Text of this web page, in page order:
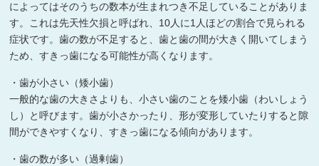
によってはそのうちの数本が生まれつき不足していることがありま
す。これは先天性欠損と呼ばれ、10人に1人ほどの割合で見られる
症状です。歯の数が不足すると、歯と歯の間が大きく開いてしまう
ため、すきっ歯になる可能性が高くなります。
・歯が小さい（矮小歯）
一般的な歯の大きさよりも、小さい歯のことを矮小歯（わいしょう
し）と呼びます。歯が小さかったり、形が変形していたりすると隙
間ができやすくなり、すきっ歯になる傾向があります。
・歯の数が多い（過剰歯）